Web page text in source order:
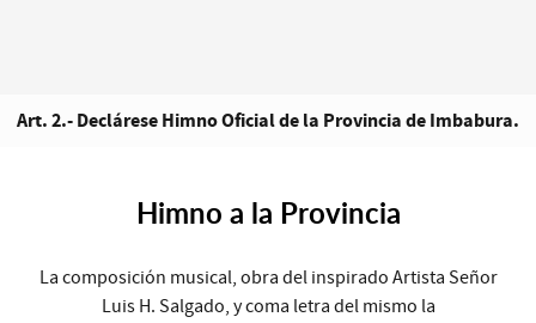
Art. 2.- Declárese Himno Oficial de la Provincia de Imbabura.
Himno a la Provincia
La composición musical, obra del inspirado Artista Señor
Luis H. Salgado, y coma letra del mismo la